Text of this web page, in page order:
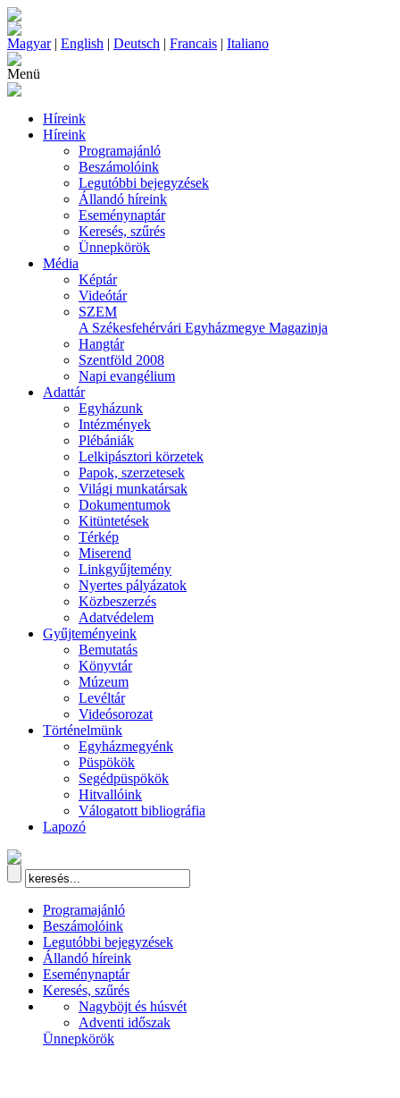
Magyar| English | Deutsch | Francais | Italiano
Menü
Híreink
Híreink
Programajánló
Beszámolóink
Legutóbbi bejegyzések
Állandó híreink
Eseménynaptár
Keresés, szűrés
Ünnepkörök
Média
Képtár
Videótár
SZEM
A Székesfehérvári Egyházmegye Magazinja
Hangtár
Szentföld 2008
Napi evangélium
Adattár
Egyházunk
Intézmények
Plébániák
Lelkipásztori körzetek
Papok, szerzetesek
Világi munkatársak
Dokumentumok
Kitüntetések
Térkép
Miserend
Linkgyűjtemény
Nyertes pályázatok
Közbeszerzés
Adatvédelem
Gyűjteményeink
Bemutatás
Könyvtár
Múzeum
Levéltár
Videósorozat
Történelmünk
Egyházmegyénk
Püspökök
Segédpüspökök
Hitvallóink
Válogatott bibliográfia
Lapozó
Programajánló
Beszámolóink
Legutóbbi bejegyzések
Állandó híreink
Eseménynaptár
Keresés, szűrés
Nagyböjt és húsvét
Adventi időszak
Ünnepkörök